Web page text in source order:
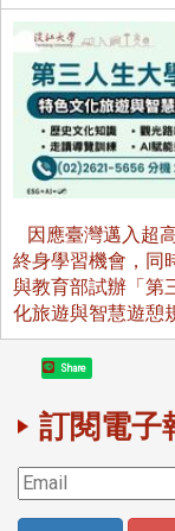
因應臺灣邁入超
終身學習機會，同
與教育部試辦「第
化旅遊與智慧遊憩
Share
訂閱電子